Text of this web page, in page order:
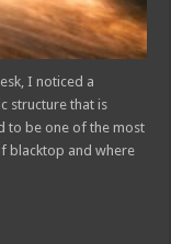
I noticed a
structure that is
to be one of the most
blacktop and where